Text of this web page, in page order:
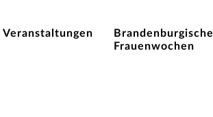
Veranstaltungen
Brandenburgische
Frauenwochen